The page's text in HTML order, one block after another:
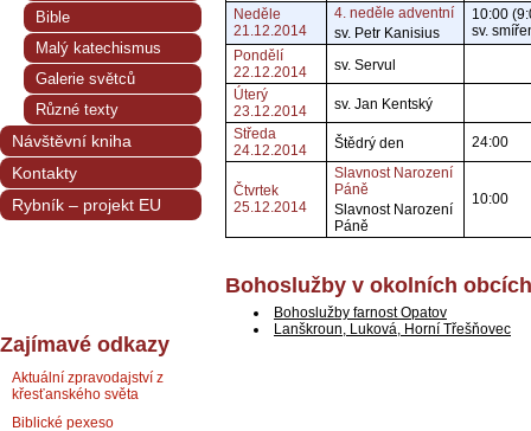
Neděle
21.12.2014
4. neděle adventní
sv. Petr Kanisius
10:00
sv.
Pondělí
22.12.2014
sv. Servul
Úterý
23.12.2014
sv. Jan Kentský
Středa
24.12.2014
Štědrý den 24:00
Čtvrtek
25.12.2014
Slavnost Narození
Páně
Slavnost Narození
Páně
10:00
Bohoslužby v okolních obcích
Bohoslužby farnost Opatov
Lanškroun, Luková, Horní Třešňovec
Bible
Malý katechismus
Galerie světců
Různé texty
Návštěvní kniha
Kontakty
Rybník – projekt EU
Zajímavé odkazy
Aktuální zpravodajství z
křesťanského světa
Biblické pexeso